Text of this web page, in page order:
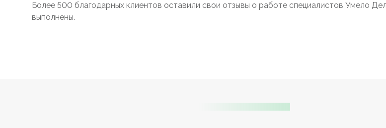
Более 500 благодарных клиентов оставили свои отзывы о работе специалистов Умело
выполнены.